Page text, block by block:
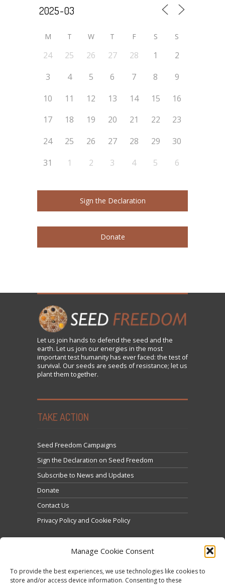
Manage Cookie Consent
To provide the best experiences, we use technologies like cookies to
store and/or access device information. Consenting to these
M T W T F S S
24 25 26 27 28 1
2
3
4 5 6 7 8
9
10
11 12 13 14 15
16
17
18 19 20 21 22
23
24
25 26 27 28 29
30
31
1 2 3 4 5 6
Sign the Declaration
Donate
Let us join hands to defend the seed and the
earth. Let us join our energies in the most
important test humanity has ever faced: the test of
survival. Our seeds are seeds of resistance; let us
plant them together.
TAKE ACTION
Seed Freedom Campaigns
Sign the Declaration on Seed Freedom
Subscribe to News and Updates
Donate
Contact Us
Privacy Policy and Cookie Policy